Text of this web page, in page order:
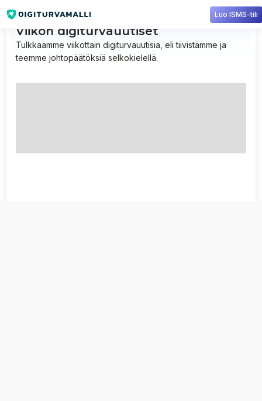
Viikon digiturvauutiset
Tulkkaamme viikottain digiturvauutisia, eli tiivistämme ja
teemme johtopäätöksiä selkokielellä.
Luo ISMS-tili